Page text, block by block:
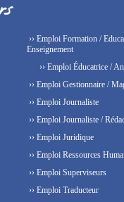
›› Emploi Formation /
Enseignement
›› Emploi Éducatrice /
›› Emploi Gestionnaire /
›› Emploi Journaliste
›› Emploi Journaliste /
›› Emploi Juridique
›› Emploi Ressources
›› Emploi Superviseurs
›› Emploi Traducteur